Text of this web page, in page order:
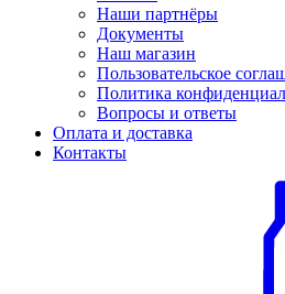
Наши партнёры
Документы
Наш магазин
Пользовательское
Политика
Вопросы и ответы
Оплата и доставка
Контакты